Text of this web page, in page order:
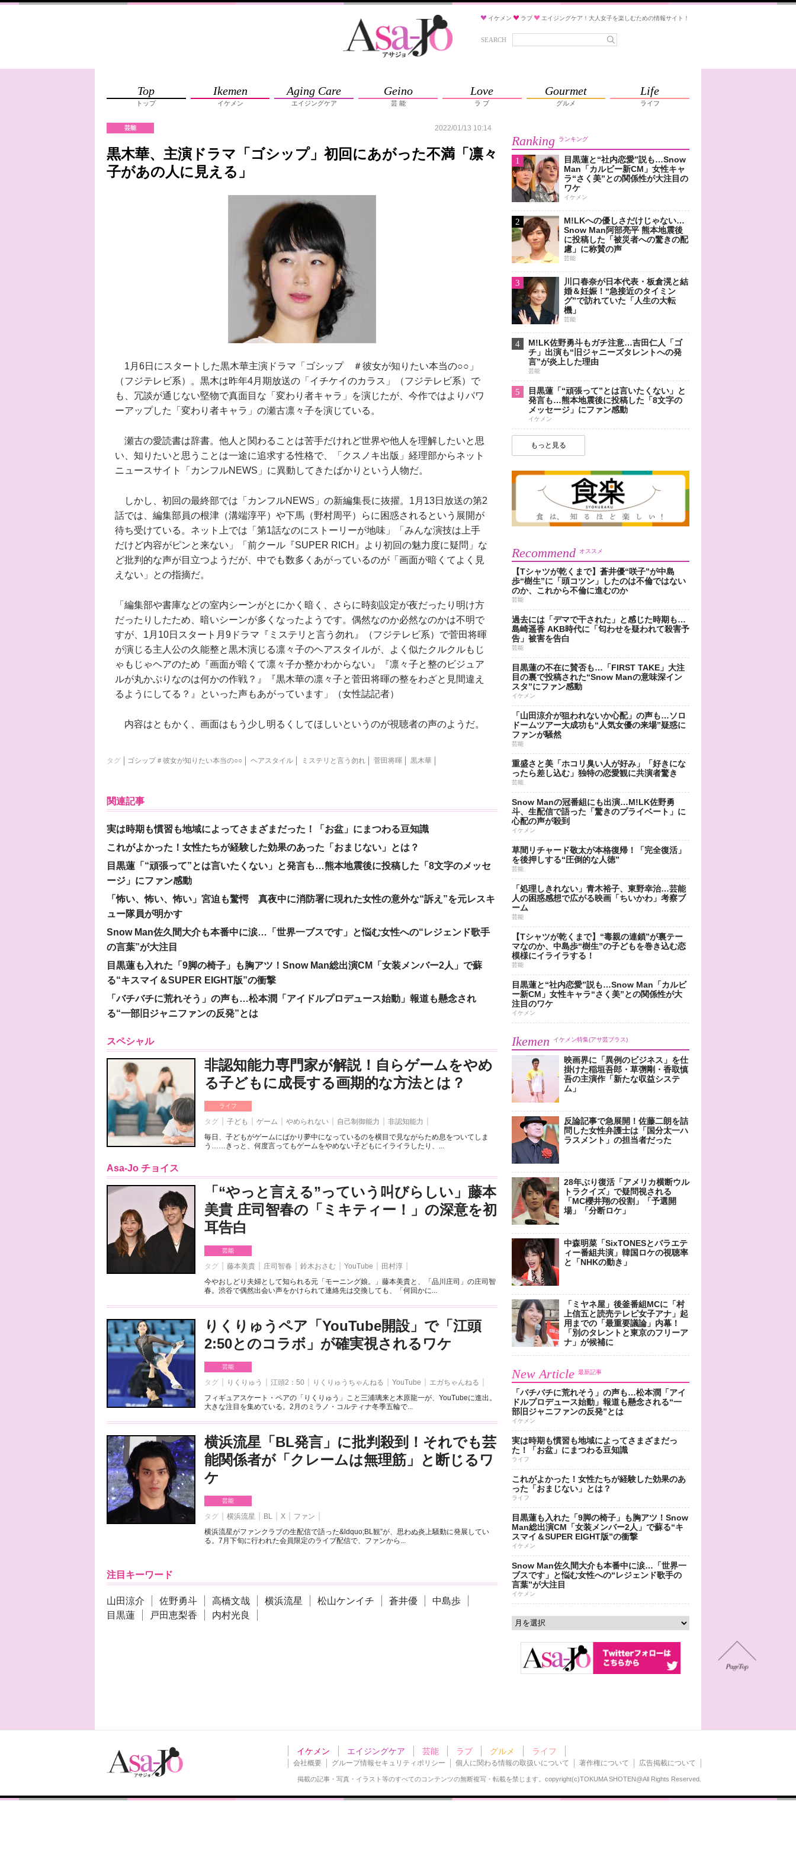
イケメン ラブ エイジングケア！大人女子を楽しむための情報サイト！
SEARCH
Top
トップ
Ikemen
イケメン
Aging Care
エイジングケア
Geino
芸 能
Love
ラ ブ
Gourmet
グルメ
Life
ライフ
芸能 2022/01/13 10:14
黒木華、主演ドラマ「ゴシップ」初回にあがった不満「凛々
子があの人に見える」
1月6日にスタートした黒木華主演ドラマ「ゴシップ ＃彼女が知りたい本当の○○」
（フジテレビ系）。黒木は昨年4月期放送の「イチケイのカラス」（フジテレビ系）で
も、冗談が通じない堅物で真面目な「変わり者キャラ」を演じたが、今作ではよりパワ
ーアップした「変わり者キャラ」の瀬古凛々子を演じている。
瀬古の愛読書は辞書。他人と関わることは苦手だけれど世界や他人を理解したいと思
い、知りたいと思うことは一途に追求する性格で、「クスノキ出版」経理部からネット
ニュースサイト「カンフルNEWS」に異動してきたばかりという人物だ。
しかし、初回の最終部では「カンフルNEWS」の新編集長に抜擢。1月13日放送の第2
話では、編集部員の根津（溝端淳平）や下馬（野村周平）らに困惑されるという展開が
待ち受けている。ネット上では「第1話なのにストーリーが地味」「みんな演技は上手
だけど内容がピンと来ない」「前クール『SUPER RICH』より初回の魅力度に疑問」な
ど批判的な声が目立つようだが、中でも数多くあがっているのが「画面が暗くてよく見
えない」との指摘だ。
「編集部や書庫などの室内シーンがとにかく暗く、さらに時刻設定が夜だったり明け方
だったりしたため、暗いシーンが多くなったようです。偶然なのか必然なのかは不明で
すが、1月10日スタート月9ドラマ『ミステリと言う勿れ』（フジテレビ系）で菅田将暉
が演じる主人公の久能整と黒木演じる凛々子のヘアスタイルが、よく似たクルクルもじ
ゃもじゃヘアのため『画面が暗くて凛々子か整かわからない』『凛々子と整のビジュア
ルが丸かぶりなのは何かの作戦？』『黒木華の凛々子と菅田将暉の整をわざと見間違え
るようにしてる？』といった声もあがっています」（女性誌記者）
内容はともかく、画面はもう少し明るくしてほしいというのが視聴者の声のようだ。
タグ ゴシップ＃彼女が知りたい本当の○○ ヘアスタイル ミステリと言う勿れ 菅田将暉 黒木華
関連記事
実は時期も慣習も地域によってさまざまだった！「お盆」にまつわる豆知識
これがよかった！女性たちが経験した効果のあった「おまじない」とは？
目黒蓮「“頑張って”とは言いたくない」と発言も…熊本地震後に投稿した「8文字のメッセ
ージ」にファン感動
「怖い、怖い、怖い」宮迫も驚愕 真夜中に消防署に現れた女性の意外な“訴え”を元レスキ
ュー隊員が明かす
Snow Man佐久間大介も本番中に涙…「世界一ブスです」と悩む女性への“レジェンド歌手
の言葉”が大注目
目黒蓮も入れた「9脚の椅子」も胸アツ！Snow Man総出演CM「女装メンバー2人」で蘇
る“キスマイ＆SUPER EIGHT版”の衝撃
「バチバチに荒れそう」の声も…松本潤「アイドルプロデュース始動」報道も懸念され
る“一部旧ジャニファンの反発”とは
スペシャル
非認知能力専門家が解説！自らゲームをやめ
る子どもに成長する画期的な方法とは？
ライフ
タグ 子ども ゲーム やめられない 自己制御能力
非認知能力
毎日、子どもがゲームにばかり夢中になっているのを横目で見ながらため息をついてしま
う……きっと、何度言ってもゲームをやめない子どもにイライラしたり、...
Asa-Jo チョイス
「“やっと言える”っていう叫びらしい」藤本
美貴 庄司智春の「ミキティー！」の深意を初
耳告白
芸能
タグ 藤本美貴 庄司智春 鈴木おさむ YouTube
田村淳
今やおしどり夫婦として知られる元「モーニング娘。」藤本美貴と、「品川庄司」の庄司智
春。渋谷で偶然出会い声をかけられて連絡先は交換しても、「何回かに...
りくりゅうペア「YouTube開設」で「江頭
2:50とのコラボ」が確実視されるワケ
芸能
タグ りくりゅう 江頭2：50 りくりゅうちゃんねる YouTube
エガちゃんねる
フィギュアスケート・ペアの「りくりゅう」こと三浦璃来と木原龍一が、YouTubeに進出。
大きな注目を集めている。2月のミラノ・コルティナ冬季五輪で...
横浜流星「BL発言」に批判殺到！それでも芸
能関係者が「クレームは無理筋」と断じるワ
ケ
芸能
タグ 横浜流星 BL X
ファン
横浜流星がファンクラブの生配信で語った&ldquo;BL観”が、思わぬ炎上騒動に発展してい
る。7月下旬に行われた会員限定のライブ配信で、ファンから...
注目キーワード
山田涼介 佐野勇斗 高橋文哉 横浜流星 松山ケンイチ 蒼井優
中島歩
目黒蓮
戸田恵梨香 内村光良
Ranking ランキング
1
目黒蓮と“社内恋愛”説も…Snow
Man「カルビー新CM」女性キャ
ラ“さく美”との関係性が大注目の
ワケ
イケメン
2
M!LKへの優しさだけじゃない…
Snow Man阿部亮平 熊本地震後
に投稿した「被災者への驚きの配
慮」に称賛の声
芸能
3
川口春奈が日本代表・板倉滉と結
婚＆妊娠！“急接近のタイミン
グ”で訪れていた「人生の大転
機」
芸能
4
M!LK佐野勇斗もガチ注意…吉田仁人「ゴ
チ」出演も“旧ジャニーズタレントへの発
言”が炎上した理由
芸能
5
目黒蓮「“頑張って”とは言いたくない」と
発言も…熊本地震後に投稿した「8文字の
メッセージ」にファン感動
イケメン
もっと見る
Recommend オススメ
【Tシャツが乾くまで】蒼井優“咲子”が中島
歩“樹生”に「頭コツン」したのは不倫ではない
のか、これから不倫に進むのか
芸能
過去には「デマで干された」と感じた時期も…
島崎遥香 AKB時代に「匂わせを疑われて殺害予
告」被害を告白
芸能
目黒蓮の不在に賛否も…「FIRST TAKE」大注
目の裏で投稿された“Snow Manの意味深イン
スタ”にファン感動
イケメン
「山田涼介が狙われないか心配」の声も…ソロ
ドームツアー大成功も“人気女優の来場”疑惑に
ファンが騒然
芸能
重盛さと美「ホコリ臭い人が好み」「好きにな
ったら差し込む」独特の恋愛観に共演者驚き
芸能
Snow Manの冠番組にも出演…M!LK佐野勇
斗、生配信で語った「驚きのプライベート」に
心配の声が殺到
イケメン
草間リチャード敬太が本格復帰！「完全復活」
を後押しする“圧倒的な人徳”
芸能
「処理しきれない」青木裕子、東野幸治…芸能
人の困惑感想で広がる映画「ちいかわ」考察ブ
ーム
芸能
【Tシャツが乾くまで】“毒親の連鎖”が裏テー
マなのか、中島歩“樹生”の子どもを巻き込む恋
模様にイライラする！
芸能
目黒蓮と“社内恋愛”説も…Snow Man「カルビ
ー新CM」女性キャラ“さく美”との関係性が大
注目のワケ
イケメン
Ikemen イケメン特集(アサ芸プラス)
映画界に「異例のビジネス」を仕
掛けた稲垣吾郎・草彅剛・香取慎
吾の主演作「新たな収益システ
ム」
反論記事で急展開！佐藤二朗を詰
問した女性弁護士は「国分太一ハ
ラスメント」の担当者だった
28年ぶり復活「アメリカ横断ウル
トラクイズ」で疑問視される
「MC櫻井翔の役割」「予選開
場」「分断ロケ」
中森明菜「SixTONESとバラエテ
ィー番組共演」韓国ロケの視聴率
と「NHKの動き」
「ミヤネ屋」後釜番組MCに「村
上信五と読売テレビ女子アナ」起
用までの「最重要議論」内幕！
「別のタレントと東京のフリーア
ナ」が候補に
New Article 最新記事
「バチバチに荒れそう」の声も…松本潤「アイ
ドルプロデュース始動」報道も懸念される“一
部旧ジャニファンの反発”とは
イケメン
実は時期も慣習も地域によってさまざまだっ
た！「お盆」にまつわる豆知識
ライフ
これがよかった！女性たちが経験した効果のあ
った「おまじない」とは？
ライフ
目黒蓮も入れた「9脚の椅子」も胸アツ！Snow
Man総出演CM「女装メンバー2人」で蘇る“キ
スマイ＆SUPER EIGHT版”の衝撃
イケメン
Snow Man佐久間大介も本番中に涙…「世界一
ブスです」と悩む女性への“レジェンド歌手の
言葉”が大注目
イケメン
イケメン エイジングケア 芸能 ラブ グルメ ライフ
会社概要 グループ情報セキュリティポリシー 個人に関わる情報の取扱いについて 著作権について 広告掲載について
掲載の記事・写真・イラスト等のすべてのコンテンツの無断複写・転載を禁じます。 copyright(c)TOKUMA SHOTEN@All Rights Reserved.